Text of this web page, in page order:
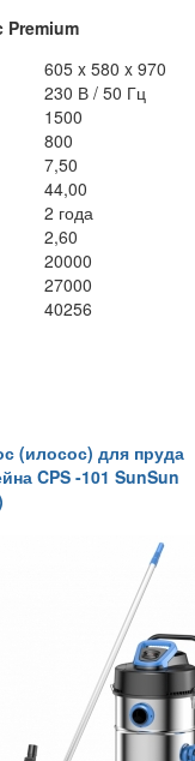
Premium
605 x 580 x 970
230 В / 50 Гц
1500
800
7,50
44,00
2 года
2,60
20000
27000
40256
(илосос) для пруда
CPS -101 SunSun